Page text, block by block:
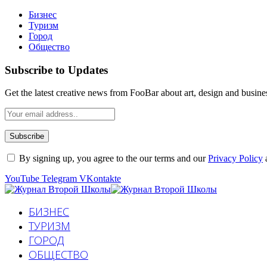
Бизнес
Туризм
Город
Общество
Subscribe to Updates
Get the latest creative news from FooBar about art, design and
By signing up, you agree to the our terms and ourPrivacy Policy
YouTube Telegram VKontakte
БИЗНЕС
ТУРИЗМ
ГОРОД
ОБЩЕСТВО